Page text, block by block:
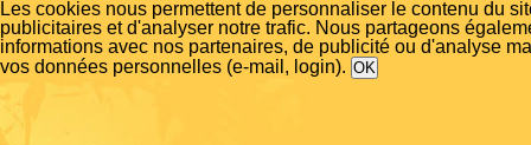
Les cookies nous permettent de personnaliser le contenu du
publicitaires et d'analyser notre trafic. Nous partageons
informations avec nos partenaires, de publicité ou d'analyse
vos données personnelles (e-mail, login).